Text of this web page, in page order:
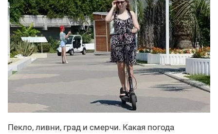
Пекло, ливни, град и смерчи. Какая погода